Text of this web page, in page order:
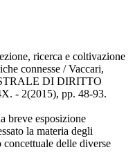
ricerca e coltivazione
connesse / Vaccari,
DI DIRITTO
- 2(2015), pp. 48-93.
breve esposizione
la materia degli
delle diverse